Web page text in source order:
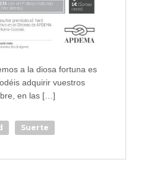
a la diosa fortuna es
adquirir vuestros
en las […]
Suerte